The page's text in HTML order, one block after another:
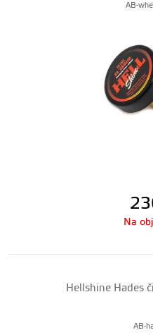
AB-
Na
Hellshine Hades
AB-